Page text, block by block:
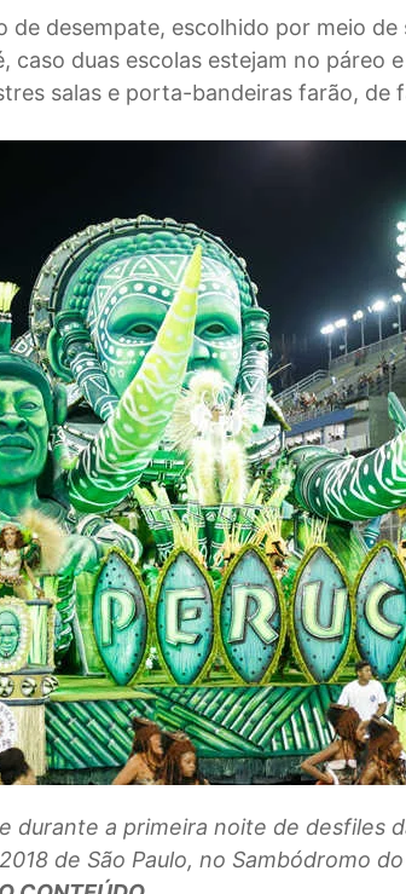
de desempate, escolhido por meio
caso duas escolas estejam no páreo
salas e porta-bandeiras farão, de
durante a primeira noite de desfiles
de São Paulo, no Sambódromo